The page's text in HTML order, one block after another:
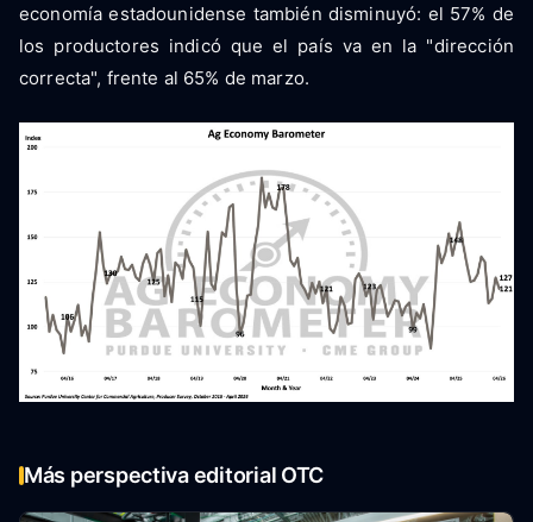
economía estadounidense también disminuyó: el 57% de
los productores indicó que el país va en la "dirección
correcta", frente al 65% de marzo.
Más perspectiva editorial OTC